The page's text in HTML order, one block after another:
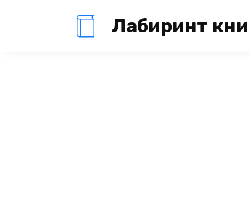
Лабиринт